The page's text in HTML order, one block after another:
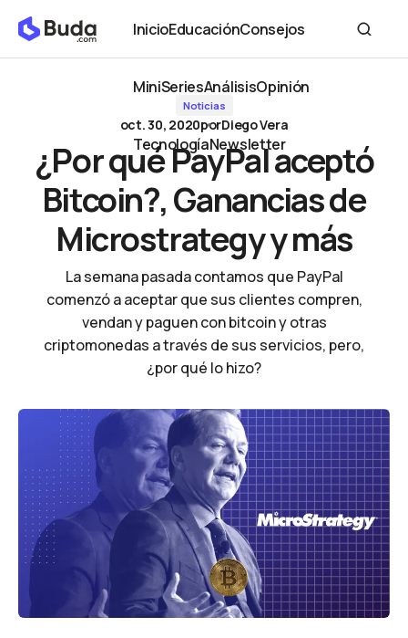
Inicio
Inicio
Educación
Educación
Consejos
Consejos
MiniSeries
MiniSeries
Análisis
Análisis
Opinión
Tecnología
Tecnología
Newsletter
Newsletter
¿Por qué PayPal aceptó Bitcoin?, Ganancias de Microstrategy y
más
Noticias
oct. 30, 2020porDiego Vera
¿Por qué PayPal aceptó
Bitcoin?, Ganancias de
Microstrategy y más
La semana pasada contamos que PayPal
comenzó a aceptar que sus clientes compren,
vendan y paguen con bitcoin y otras
criptomonedas a través de sus servicios, pero,
¿por qué lo hizo?